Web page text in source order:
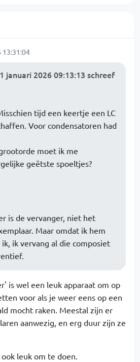
13:31:04
januari 2026 09:13:13 schreef
tijd een keertje een LC
Voor condensatoren had
moet ik me
geëtste spoeltjes?
is de vervanger, niet het
Maar omdat ik hem
ik vervang al die composiet
is wel een leuk apparaat om op
voor als je weer eens op een
mocht raken. Meestal zijn er
aanwezig, en erg duur zijn ze
leuk om te doen.